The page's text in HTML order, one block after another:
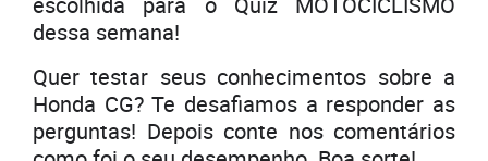
dessa semana!
Quer testar seus conhecimentos sobre a
Honda CG? Te desafiamos a responder as
perguntas! Depois conte nos comentários